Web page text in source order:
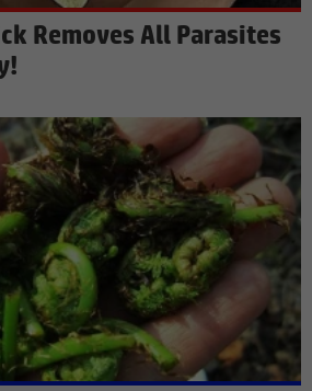
Removes All Parasites